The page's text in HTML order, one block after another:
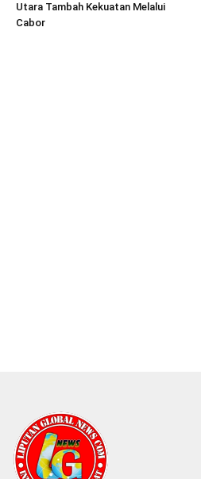
Utara Tambah Kekuatan Melalui
Cabor